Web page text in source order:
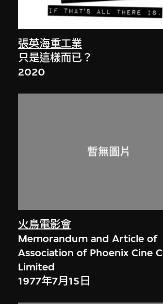
張英海重工業
只是這樣而已？
2020
火鳥電影會
Memorandum and Article of
Association of Phoenix Cine
Limited
1977年7月15日